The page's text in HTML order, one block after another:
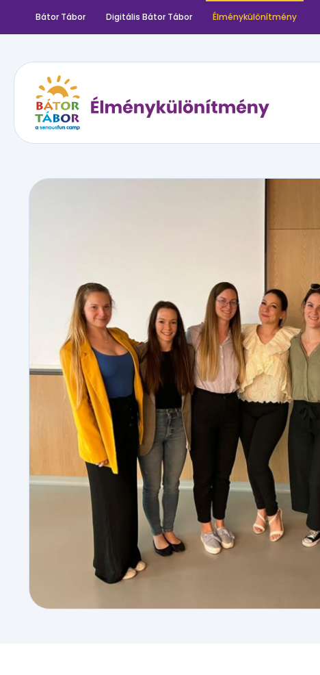
Bátor Tábor Digitális Bátor Tábor Élménykülönítmény